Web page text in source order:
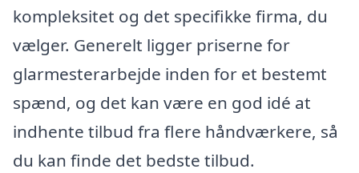
kompleksitet og det specifikke firma, du
vælger. Generelt ligger priserne for
glarmesterarbejde inden for et bestemt
spænd, og det kan være en god idé at
indhente tilbud fra flere håndværkere, så
du kan finde det bedste tilbud.